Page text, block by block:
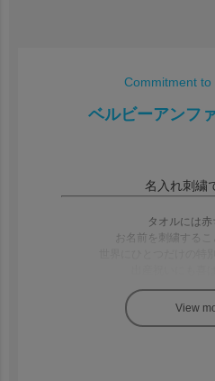
Commitment
ベルビーアンフ
名入れ刺繍
タオルには
お名前を刺繍するこ